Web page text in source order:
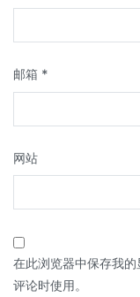
邮箱 *
网站
在此浏览器中保存我
评论时使用。